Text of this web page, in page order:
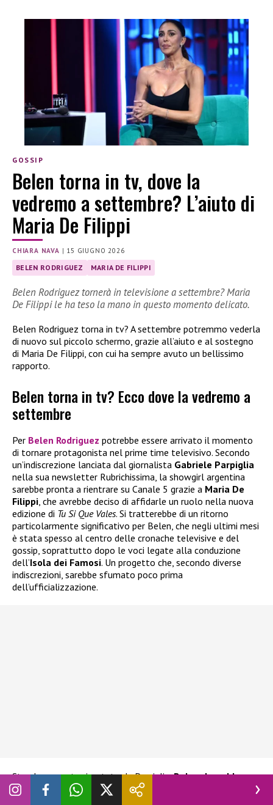
GOSSIP
Belen torna in tv, dove la
vedremo a settembre? L’aiuto di
Maria De Filippi
CHIARA NAVA | 15 GIUGNO 2026
BELEN RODRIGUEZ MARIA DE FILIPPI
Belen Rodriguez tornerà in televisione a settembre? Maria
De Filippi le ha teso la mano in questo momento delicato.
Belen Rodriguez torna in tv? A settembre potremmo vederla
di nuovo sul piccolo schermo, grazie all’aiuto e al sostegno
di Maria De Filippi, con cui ha sempre avuto un bellissimo
rapporto.
Belen torna in tv? Ecco dove la vedremo a
settembre
Per Belen Rodriguez potrebbe essere arrivato il momento
di tornare protagonista nel prime time televisivo. Secondo
un’indiscrezione lanciata dal giornalista Gabriele Parpiglia
nella sua newsletter Rubrichissima, la showgirl argentina
sarebbe pronta a rientrare su Canale 5 grazie a Maria De
Filippi, che avrebbe deciso di affidarle un ruolo nella nuova
edizione di Tu Si Que Vales. Si tratterebbe di un ritorno
particolarmente significativo per Belen, che negli ultimi mesi
è stata spesso al centro delle cronache televisive e del
gossip, soprattutto dopo le voci legate alla conduzione
dell’Isola dei Famosi. Un progetto che, secondo diverse
indiscrezioni, sarebbe sfumato poco prima
dell’ufficializzazione.
Stando a quanto riportato da Parpiglia,Belen dovrebbe
entrare nel cast di Tu Si Que Vales
settembre, occupandosi dello spazio dedicato al